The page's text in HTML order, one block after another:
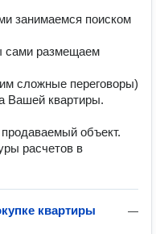
занимаемся поиском
сами размещаем
сложные переговоры)
Вашей квартиры.
объект.
расчетов в
—
квартиры